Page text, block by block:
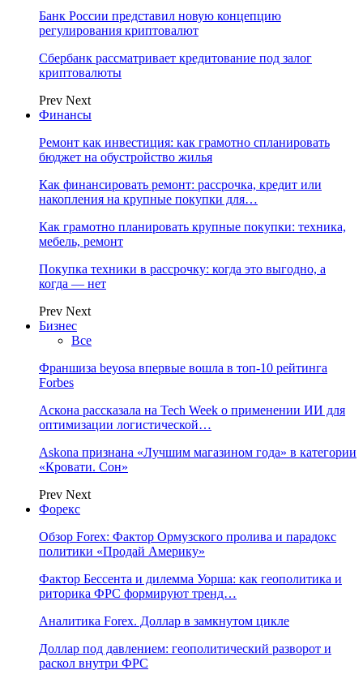
Банк России представил новую концепцию
регулирования криптовалют
Сбербанк рассматривает кредитование под залог
криптовалюты
Prev Next
Финансы
Ремонт как инвестиция: как грамотно спланировать
бюджет на обустройство жилья
Как финансировать ремонт: рассрочка, кредит или
накопления на крупные покупки для…
Как грамотно планировать крупные покупки: техника,
мебель, ремонт
Покупка техники в рассрочку: когда это выгодно, а
когда — нет
Prev Next
Бизнес
Все
Франшиза beyosa впервые вошла в топ-10 рейтинга
Forbes
Аскона рассказала на Tech Week о применении ИИ для
оптимизации логистической…
Askona признана «Лучшим магазином года» в категории
«Кровати. Сон»
Prev Next
Форекс
Обзор Forex: Фактор Ормузского пролива и парадокс
политики «Продай Америку»
Фактор Бессента и дилемма Уорша: как геополитика и
риторика ФРС формируют тренд…
Аналитика Forex. Доллар в замкнутом цикле
Доллар под давлением: геополитический разворот и
раскол внутри ФРС